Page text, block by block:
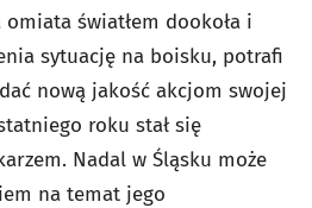
światłem dookoła i
sytuację na boisku, potrafi
nową jakość akcjom swojej
roku stał się
Nadal w Śląsku może
na temat jego